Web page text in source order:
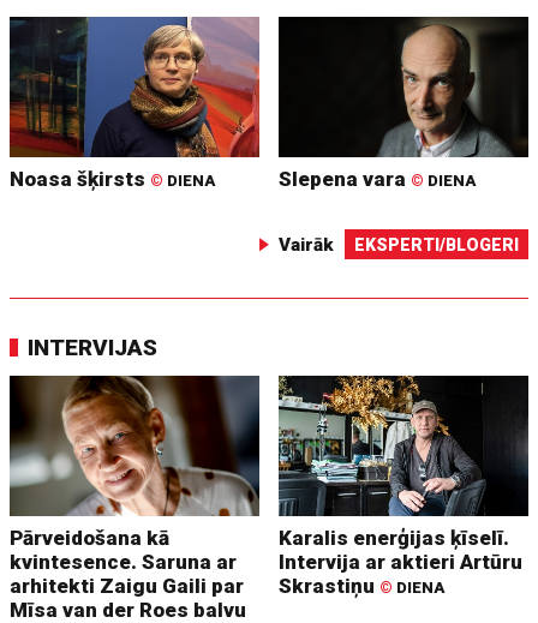
Noasa šķirsts © DIENA Slepena vara © DIENA
Vairāk EKSPERTI/BLOGERI
INTERVIJAS
Pārveidošana kā
kvintesence. Saruna ar
arhitekti Zaigu Gaili par
Mīsa van der Roes balvu
Karalis enerģijas ķīselī.
Intervija ar aktieri Artūru
Skrastiņu © DIENA